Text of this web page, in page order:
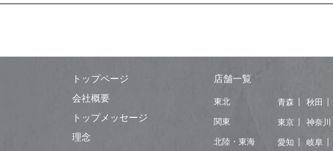
トップページ
会社概要
トップメッセージ
理念
店舗一覧
東北 青森 秋田
関東 東京 神奈川
北陸・東海 愛知 岐阜